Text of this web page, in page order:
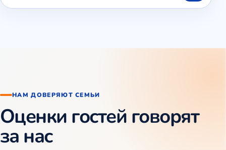
НАМ ДОВЕРЯЮТ СЕМЬИ
Оценки гостей говорят
за нас